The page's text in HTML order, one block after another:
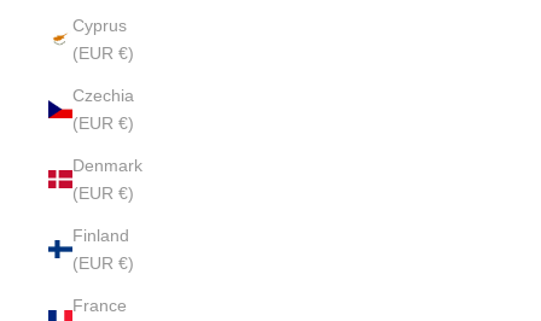
Cyprus
(EUR €)
Czechia
(EUR €)
Denmark
(EUR €)
Finland
(EUR €)
France